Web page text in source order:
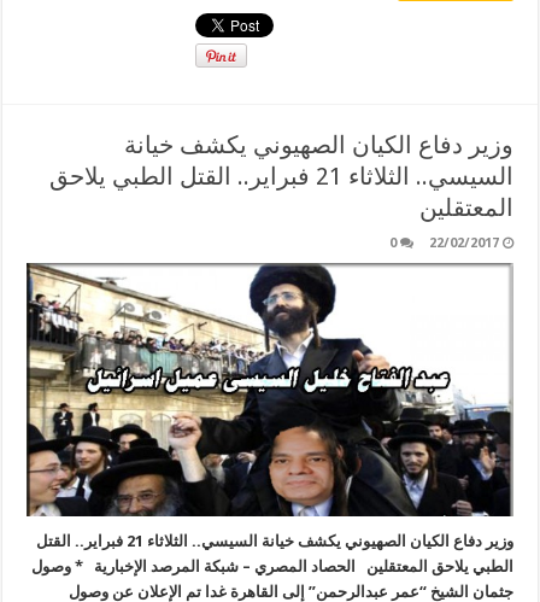
وزير دفاع الكيان الصهيوني يكشف خيانة
السيسي.. الثلاثاء 21 فبراير.. القتل الطبي يلاحق
المعتقلين
22/02/2017
0
وزير دفاع الكيان الصهيوني يكشف خيانة السيسي.. الثلاثاء 21 فبراير.. القتل
الطبي يلاحق المعتقلين الحصاد المصري – شبكة المرصد الإخبارية * وصول
جثمان الشيخ “عمر عبدالرحمن” إلى القاهرة غدا تم الإعلان عن وصول